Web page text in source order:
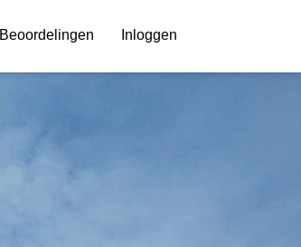
Beoordelingen Inloggen